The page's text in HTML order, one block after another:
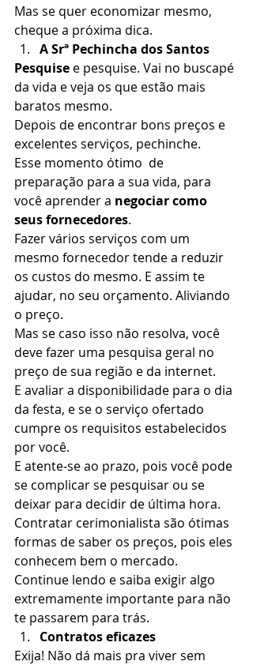
Mas se quer economizar mesmo,
cheque a próxima dica.
A Srª Pechincha dos Santos
Pesquise e pesquise. Vai no buscapé
da vida e veja os que estão mais
baratos mesmo.
Depois de encontrar bons preços e
excelentes serviços, pechinche.
Esse momento ótimo  de
preparação para a sua vida, para
você aprender a negociar como
seus fornecedores.
Fazer vários serviços com um
mesmo fornecedor tende a reduzir
os custos do mesmo. E assim te
ajudar, no seu orçamento. Aliviando
o preço.
Mas se caso isso não resolva, você
deve fazer uma pesquisa geral no
preço de sua região e da internet.
E avaliar a disponibilidade para o dia
da festa, e se o serviço ofertado
cumpre os requisitos estabelecidos
por você.
E atente-se ao prazo, pois você pode
se complicar se pesquisar ou se
deixar para decidir de última hora.
Contratar cerimonialista são ótimas
formas de saber os preços, pois eles
conhecem bem o mercado.
Continue lendo e saiba exigir algo
extremamente importante para não
te passarem para trás.
Contratos eficazes
Exija! Não dá mais pra viver sem